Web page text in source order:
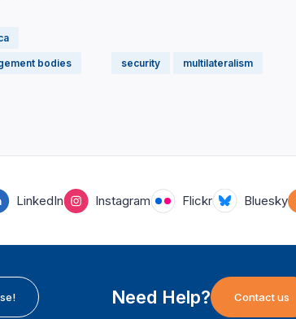
bodies security multilateralism
LinkedIn Instagram Flickr Bluesky
Need Help? Contact us